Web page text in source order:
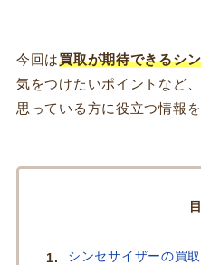
今回は買取が期待できるシ
気をつけたいポイントなど
思っている方に役立つ情報
シンセサイザーの買